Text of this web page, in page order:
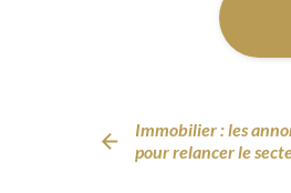
Immobilier : les
pour relancer le